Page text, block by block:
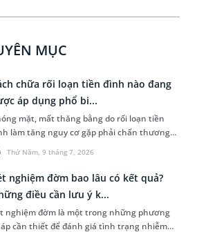
MỤC
Thứ Năm, 9 tháng 7, 2026
chữa rối loạn tiền đình nào đang
áp dụng phổ bi...
mặt, mất thăng bằng do rối loạn tiền
làm tăng nguy cơ gặp phải chấn thương
trọng. Bệnh dễ gặp hơn ở người trung
cao tuổi hoặc người thường xuyên căng
làm việc quá sức. Nội dung chia sẻ dưới
sẽ cùng bạn tìm hiểu cách chữa rối loạn
đình giúp kiểm soát triệu chứng, hạn chế
phát và ngăn ngừa biến chứng nguy hiểm.
nghiệm đờm bao lâu có kết quả?
điều cần lưu ý k...
nghiệm đờm là một trong những phương
cần thiết để đánh giá tình trạng nhiễm